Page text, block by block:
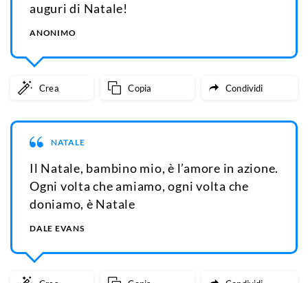
auguri di Natale!
ANONIMO
Crea Copia Condividi
NATALE
Il Natale, bambino mio, è l’amore in azione.
Ogni volta che amiamo, ogni volta che
doniamo, è Natale
DALE EVANS